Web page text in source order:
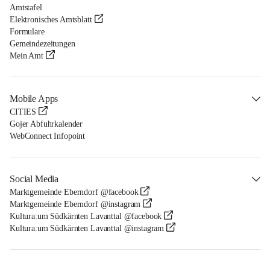
Amtstafel
Elektronisches Amtsblatt
Formulare
Gemeindezeitungen
Mein Amt
Mobile Apps
CITIES
Gojer Abfuhrkalender
WebConnect Infopoint
Social Media
Marktgemeinde Eberndorf @facebook
Marktgemeinde Eberndorf @instagram
Kultura:um Südkärnten Lavanttal @facebook
Kultura:um Südkärnten Lavanttal @instagram